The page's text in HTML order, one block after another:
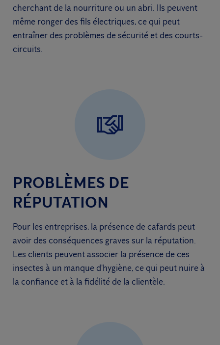
cherchant de la nourriture ou un abri. Ils peuvent
même ronger des fils électriques, ce qui peut
entraîner des problèmes de sécurité et des courts-
circuits.
PROBLÈMES DE
RÉPUTATION
Pour les entreprises, la présence de cafards peut
avoir des conséquences graves sur la réputation.
Les clients peuvent associer la présence de ces
insectes à un manque d'hygiène, ce qui peut nuire à
la confiance et à la fidélité de la clientèle.